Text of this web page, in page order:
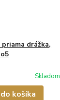
drážka,
Skladom
košíka